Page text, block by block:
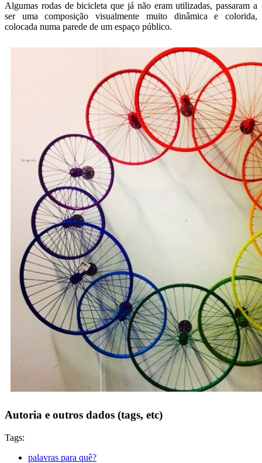
Algumas rodas de bicicleta que já não eram utilizadas, passaram a
ser uma composição visualmente muito dinâmica e colorida,
colocada numa parede de um espaço público.
Autoria e outros dados (tags, etc)
Tags:
palavras para quê?